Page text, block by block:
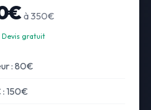
à 350€
Devis gratuit
: 80€
: 150€